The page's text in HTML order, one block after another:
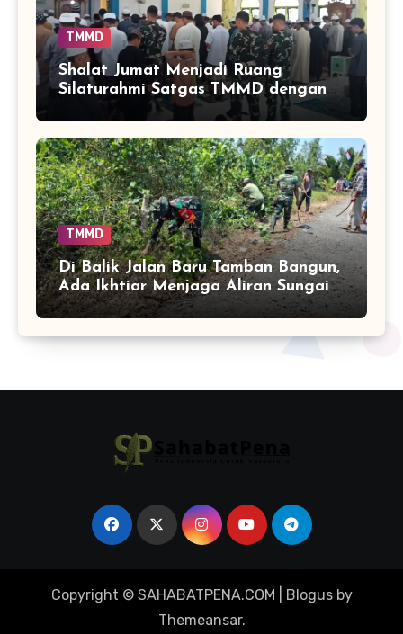
TMMD
Shalat Jumat Menjadi Ruang
Silaturahmi Satgas TMMD dengan
Warga Tamban Bangun
TMMD
Di Balik Jalan Baru Tamban Bangun,
Ada Ikhtiar Menjaga Aliran Sungai
Tetap Hidup
Copyright © SAHABATPENA.COM Blogusby
Themeansar.